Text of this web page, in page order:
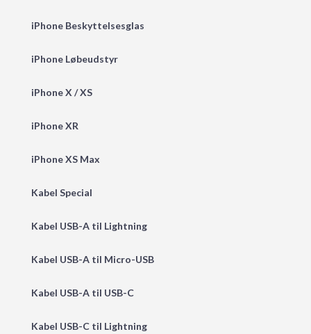
iPhone Beskyttelsesglas
iPhone Løbeudstyr
iPhone X / XS
iPhone XR
iPhone XS Max
Kabel Special
Kabel USB-A til Lightning
Kabel USB-A til Micro-USB
Kabel USB-A til USB-C
Kabel USB-C til Lightning